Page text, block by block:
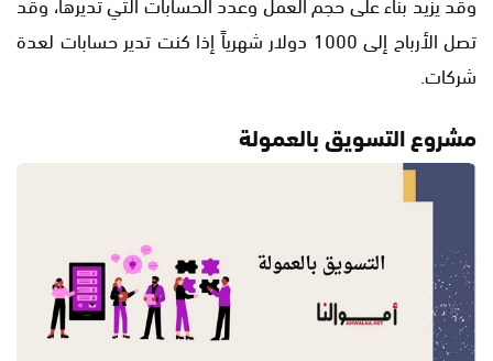
تصل الأرباح إلى 1000 دولار شهرياً إذا كنت تدير حسابات لعدة
شركات.
مشروع التسويق بالعمولة